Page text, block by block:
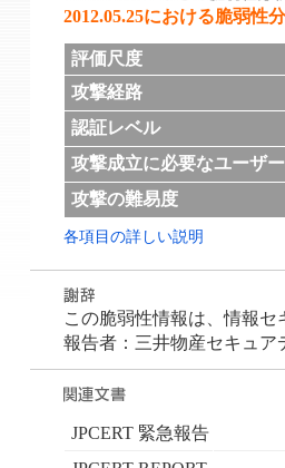
2012.05.25における脆弱性
評価尺度
攻撃経路
認証レベル
攻撃成立に必要なユーザ
攻撃の難易度
各項目の詳しい説明
この脆弱性情報は、情報セ
報告者：三井物産セキュア
JPCERT 緊急報告